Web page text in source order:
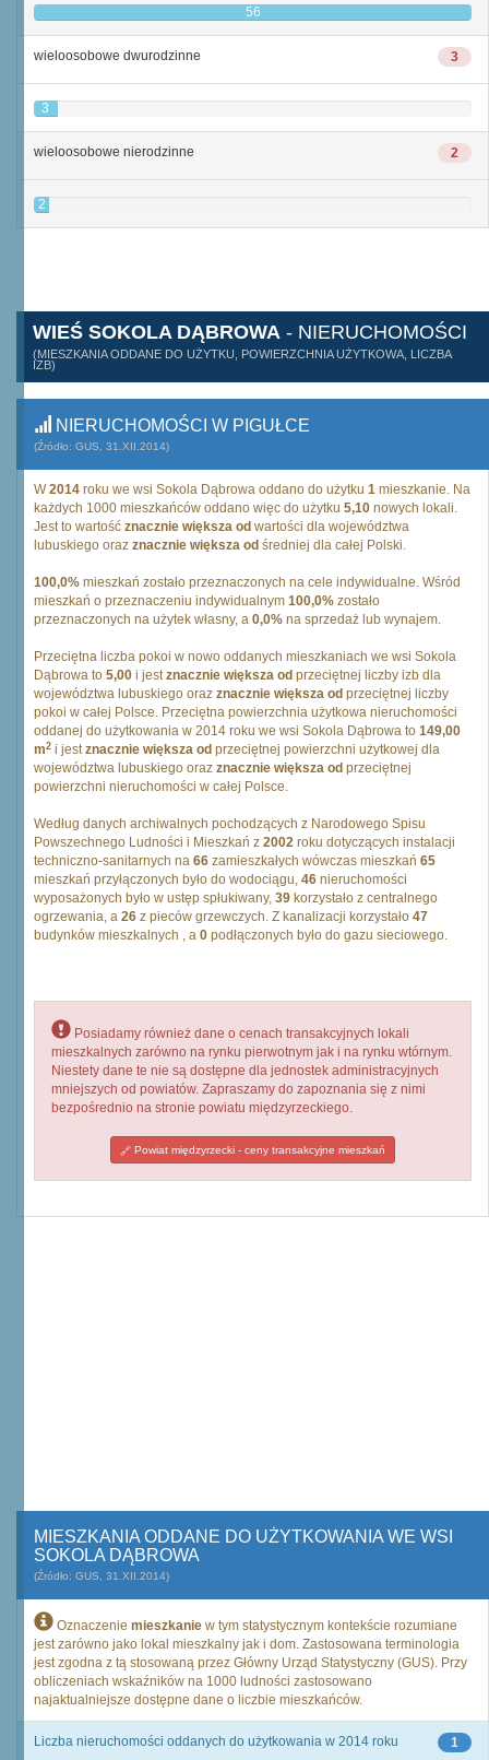
56
3
wieloosobowe dwurodzinne
3
2
wieloosobowe nierodzinne
2
WIEŚ SOKOLA DĄBROWA - NIERUCHOMOŚCI
(MIESZKANIA ODDANE DO UŻYTKU, POWIERZCHNIA UŻYTKOWA, LICZBA
IZB)
NIERUCHOMOŚCI W PIGUŁCE
(Źródło: GUS, 31.XII.2014)
W2014 roku we wsi Sokola Dąbrowa oddano do użytku 1 mieszkanie. Na
każdych 1000 mieszkańców oddano więc do użytku 5,10 nowych lokali.
Jest to wartość znacznie większa od wartości dla województwa
lubuskiego oraz znacznie większa od średniej dla całej Polski.
100,0% mieszkań zostało przeznaczonych na cele indywidualne. Wśród
mieszkań o przeznaczeniu indywidualnym 100,0% zostało
przeznaczonych na użytek własny, a 0,0% na sprzedaż lub wynajem.
Przeciętna liczba pokoi w nowo oddanych mieszkaniach we wsi Sokola
Dąbrowa to 5,00 i jestznacznie większa od przeciętnej liczby izb dla
województwa lubuskiego oraz znacznie większa od przeciętnej liczby
pokoi w całej Polsce. Przeciętna powierzchnia użytkowa nieruchomości
oddanej do użytkowania w 2014 roku we wsi Sokola Dąbrowa to 149,00
m2 i jestznacznie większa od przeciętnej powierzchni użytkowej dla
województwa lubuskiego oraz znacznie większa od przeciętnej
powierzchni nieruchomości w całej Polsce.
Według danych archiwalnych pochodzących z Narodowego Spisu
Powszechnego Ludności i Mieszkań z 2002 roku dotyczących instalacji
techniczno-sanitarnych na 66 zamieszkałych wówczas mieszkań 65
mieszkań przyłączonych było do wodociągu, 46 nieruchomości
wyposażonych było w ustęp spłukiwany, 39 korzystało z centralnego
ogrzewania, a 26 z pieców grzewczych. Z kanalizacji korzystało 47
budynków mieszkalnych , a 0 podłączonych było do gazu sieciowego.
Posiadamy również dane o cenach transakcyjnych lokali
mieszkalnych zarówno na rynku pierwotnym jak i na rynku wtórnym.
Niestety dane te nie są dostępne dla jednostek administracyjnych
mniejszych od powiatów. Zapraszamy do zapoznania się z nimi
bezpośrednio na stronie powiatu międzyrzeckiego.
Powiat międzyrzecki - ceny transakcyjne mieszkań
MIESZKANIA ODDANE DO UŻYTKOWANIA WE WSI
SOKOLA DĄBROWA
(Źródło: GUS, 31.XII.2014)
Oznaczenie mieszkanie w tym statystycznym kontekście rozumiane
jest zarówno jako lokal mieszkalny jak i dom. Zastosowana terminologia
jest zgodna z tą stosowaną przez Główny Urząd Statystyczny (GUS). Przy
obliczeniach wskaźników na 1000 ludności zastosowano
najaktualniejsze dostępne dane o liczbie mieszkańców.
1
Liczba nieruchomości oddanych do użytkowania w 2014 roku